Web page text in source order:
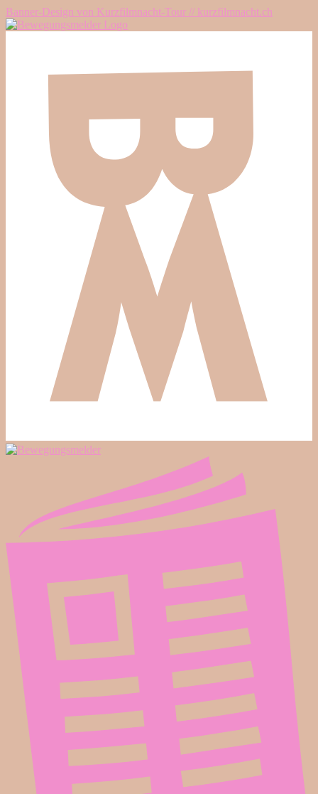
Banner-Design von Kurzfilmnacht-Tour // kurzfilmnacht.ch